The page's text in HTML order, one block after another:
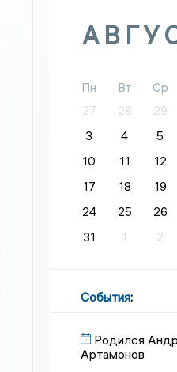
Пн Вт Ср
27
28 29
3
4 5
10
11 12
17
18 19
24
25 26
31
1 2
События:
Родился
Артамонов